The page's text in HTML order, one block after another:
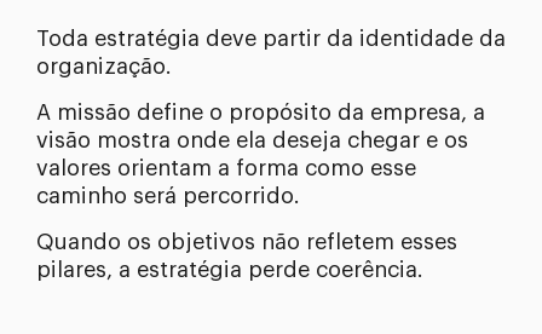
Toda estratégia deve partir da identidade da
organização.
A missão define o propósito da empresa, a
visão mostra onde ela deseja chegar e os
valores orientam a forma como esse
caminho será percorrido.
Quando os objetivos não refletem esses
pilares, a estratégia perde coerência.